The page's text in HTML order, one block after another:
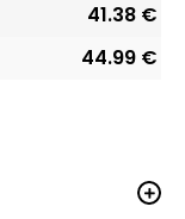
41.38 €
44.99 €